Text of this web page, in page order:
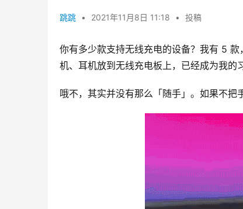
跳跳 • 2021年11月8日 11:18 • 投稿
你有多少款支持无线充电的设备？我有 5
机、耳机放到无线充电板上，已经成为我的
哦不，其实并没有那么「随手」。如果不把